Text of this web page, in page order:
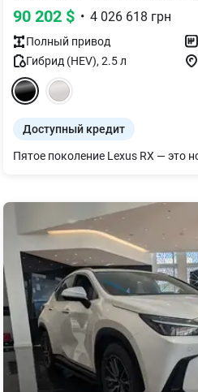
90 202 $ • 4 026 618 грн
Полный привод
Гибрид (HEV), 2.5л
Доступный кредит